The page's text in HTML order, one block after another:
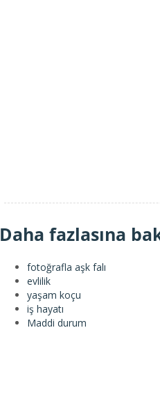
Daha fazlasına
fotoğrafla aşk falı
evlilik
yaşam koçu
iş hayatı
Maddi durum